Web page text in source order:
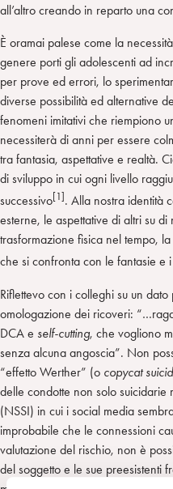
all’altro creando in reparto una
È oramai palese come la
genere porti gli adolescenti ad
per prove ed errori, lo
diverse possibilità ed alternative
fenomeni imitativi che riempiono
necessiterà di anni per essere
tra fantasia, aspettative e realtà.
di sviluppo in cui ogni livello
successivo[1] . Alla nostra identità
esterne, le aspettative di altri su
trasformazione fisica nel tempo,
che si confronta con le fantasie e
Riflettevo con i colleghi su un
omologazione dei ricoveri:
DCA e self-cutting, che vogliono
senza alcuna angoscia”. Non
“effetto Werther” (o copycat
delle condotte non solo suicidarie
(NSSI) in cui i social media
improbabile che le connessioni
valutazione del rischio, non è
del soggetto e le sue preesistenti